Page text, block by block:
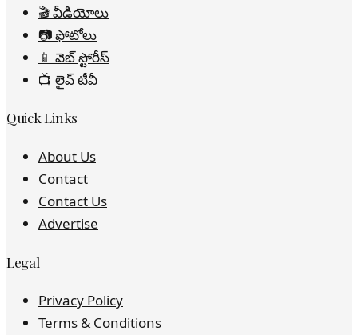
🎬 వీడియోలు
📷 ఫోటోలు
📱 వెబ్ స్టోరీస్
📺 లైవ్ టీవీ
Quick Links
About Us
Contact
Contact Us
Advertise
Legal
Privacy Policy
Terms & Conditions